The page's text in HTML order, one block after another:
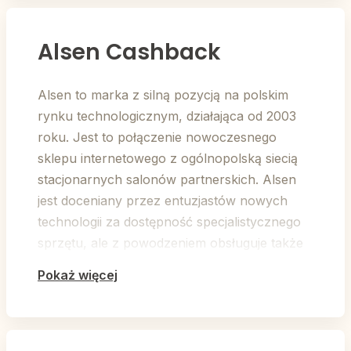
Alsen Cashback
Alsen to marka z silną pozycją na polskim
rynku technologicznym, działająca od 2003
roku. Jest to połączenie nowoczesnego
sklepu internetowego z ogólnopolską siecią
stacjonarnych salonów partnerskich. Alsen
jest doceniany przez entuzjastów nowych
technologii za dostępność specjalistycznego
sprzętu, ale z powodzeniem obsługuje także
biura.
Dlaczego warto wybrać zakupy w Alsen.pl?
Pokaż więcej